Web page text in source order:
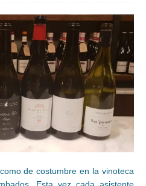
de costumbre en la vinoteca